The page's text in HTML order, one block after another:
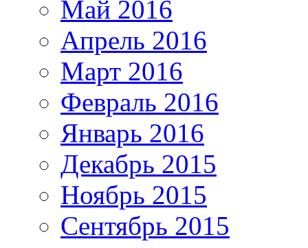
Май 2016
Апрель 2016
Март 2016
Февраль 2016
Январь 2016
Декабрь 2015
Ноябрь 2015
Сентябрь 2015